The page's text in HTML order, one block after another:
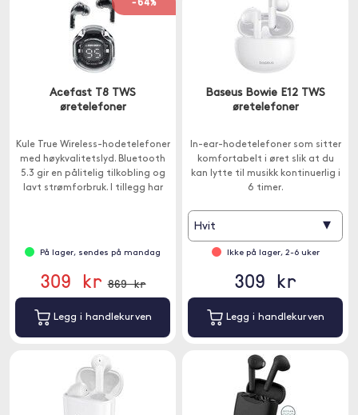
Acefast T8 TWS
øretelefoner
Kule True Wireless-hodetelefoner
med høykvalitetslyd. Bluetooth
5.3 gir en pålitelig tilkobling og
lavt strømforbruk. I tillegg har
På lager, sendes på mandag
309 kr 869 kr
Legg i handlekurven
Baseus Bowie E12 TWS
øretelefoner
In-ear-hodetelefoner som sitter
komfortabelt i øret slik at du
kan lytte til musikk kontinuerlig i
6 timer.
Hvit ▾
Ikke på lager, 2-6 uker
309 kr
Legg i handlekurven